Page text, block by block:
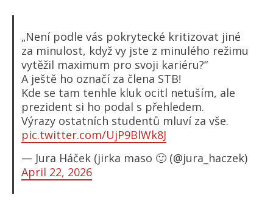
„Není podle vás pokrytecké kritizovat jiné
za minulost, když vy jste z minulého režimu
vytěžil maximum pro svoji kariéru?“
A ještě ho označí za člena STB!
Kde se tam tenhle kluk ocitl netuším, ale
prezident si ho podal s přehledem.
Výrazy ostatních studentů mluví za vše.
pic.twitter.com/UjP9BlWk8J
— Jura Háček (jirka maso 🙂 (@jura_haczek)
April 22, 2026